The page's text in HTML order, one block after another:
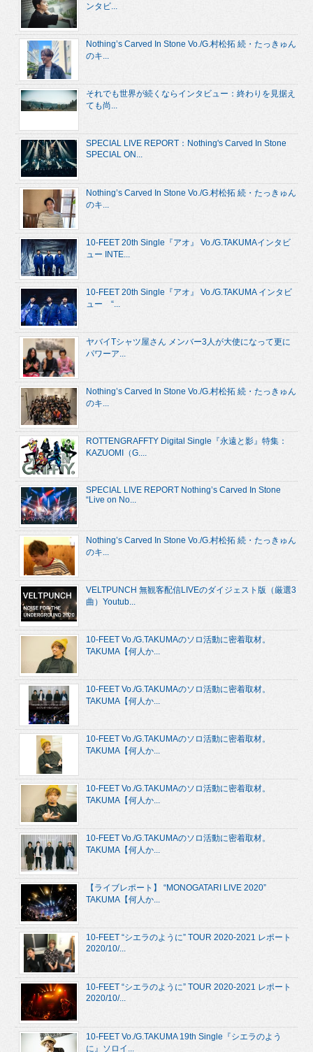
ンタビ...
Nothing’s Carved In Stone Vo./G.村松拓 続・たっきゅん
のキ...
それでも世界が続くならインタビュー：終わりを見据え
ても尚...
SPECIAL LIVE REPORT：Nothing's Carved In Stone
SPECIAL ON...
Nothing’s Carved In Stone Vo./G.村松拓 続・たっきゅん
のキ...
10-FEET 20th Single『アオ』 Vo./G.TAKUMAインタビ
ュー INTE...
10-FEET 20th Single『アオ』 Vo./G.TAKUMA インタビ
ュー “...
ヤバイTシャツ屋さん メンバー3人が大使になって更に
パワーア...
Nothing’s Carved In Stone Vo./G.村松拓 続・たっきゅん
のキ...
ROTTENGRAFFTY Digital Single『永遠と影』特集：
KAZUOMI（G....
SPECIAL LIVE REPORT Nothing’s Carved In Stone
“Live on No...
Nothing’s Carved In Stone Vo./G.村松拓 続・たっきゅん
のキ...
VELTPUNCH 無観客配信LIVEのダイジェスト版（厳選3
曲）Youtub...
10-FEET Vo./G.TAKUMAのソロ活動に密着取材。
TAKUMA【何人か...
10-FEET Vo./G.TAKUMAのソロ活動に密着取材。
TAKUMA【何人か...
10-FEET Vo./G.TAKUMAのソロ活動に密着取材。
TAKUMA【何人か...
10-FEET Vo./G.TAKUMAのソロ活動に密着取材。
TAKUMA【何人か...
10-FEET Vo./G.TAKUMAのソロ活動に密着取材。
TAKUMA【何人か...
【ライブレポート】 “MONOGATARI LIVE 2020”
TAKUMA【何人か...
10-FEET “シエラのように” TOUR 2020-2021 レポート
2020/10/...
10-FEET “シエラのように” TOUR 2020-2021 レポート
2020/10/...
10-FEET Vo./G.TAKUMA 19th Single『シエラのよう
に』ソロイ...